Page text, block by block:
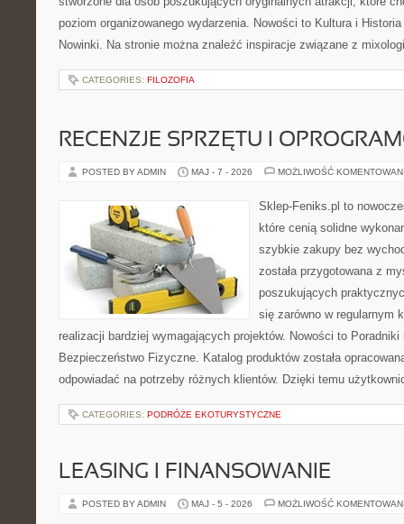
poziom organizowanego wydarzenia. Nowości to Kultura i
Nowinki. Na stronie można znaleźć inspiracje związane z
CATEGORIES: FILOZOFIA
RECENZJE SPRZĘTU I
POSTED BY ADMIN MAJ - 7 - 2026 MOŻLIWOŚĆ
Sklep-Feniks.pl to
które cenią solidne
szybkie zakupy bez
została przygotowana z
poszukujących
się zarówno w regularnym
realizacji bardziej wymagających projektów. Nowości to
Bezpieczeństwo Fizyczne. Katalog produktów została
odpowiadać na potrzeby różnych klientów. Dzięki temu
CATEGORIES: PODRÓŻE EKOTURYSTYCZNE
LEASING I FINANSOWANIE
POSTED BY ADMIN MAJ - 5 - 2026 MOŻLIWOŚĆ